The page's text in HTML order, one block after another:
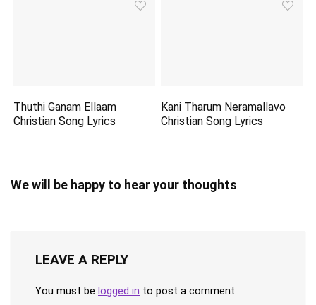
Thuthi Ganam Ellaam
Christian Song Lyrics
Kani Tharum Neramallavo
Christian Song Lyrics
We will be happy to hear your thoughts
LEAVE A REPLY
You must be logged in to post a comment.